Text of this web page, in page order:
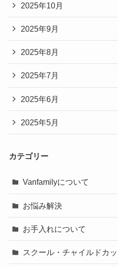
2025年10月
2025年9月
2025年8月
2025年7月
2025年6月
2025年5月
カテゴリー
Vanfamilyについて
お悩み解決
お手入れについて
スクール・チャイルドカ